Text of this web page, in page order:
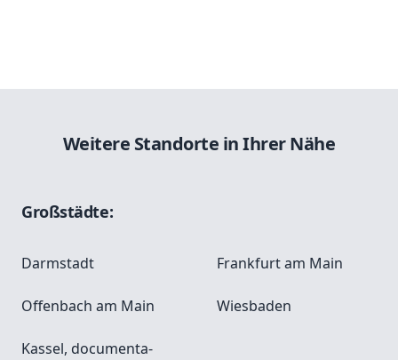
Weitere Standorte in Ihrer Nähe
Großstädte:
Darmstadt Frankfurt am Main
Offenbach am Main Wiesbaden
Kassel, documenta-